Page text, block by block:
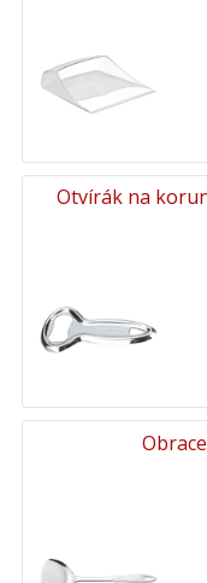
Otvírák na